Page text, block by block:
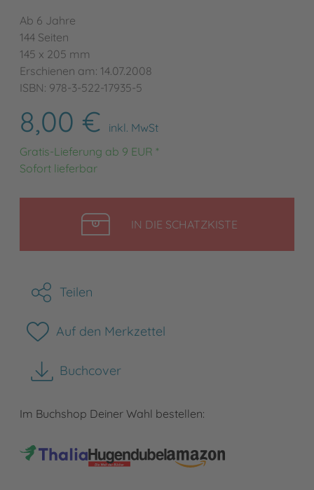
Ab 6 Jahre
144 Seiten
145 x 205 mm
Erschienen am: 14.07.2008
ISBN: 978-3-522-17935-5
8,00 €
inkl. MwSt
Gratis-Lieferung ab 9 EUR *
Sofort lieferbar
IN DIE SCHATZKISTELEGEN
Teilen
Auf den Merkzettel
Buchcover
herunterladen
Im Buchshop Deiner Wahl bestellen: